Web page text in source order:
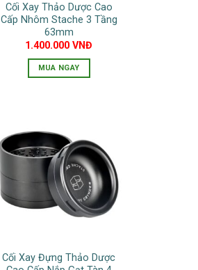
thể
được
chọn
trên
trang
Cối Xay Thảo Dược Cao
Cấp Nhôm Stache 3 Tầng
63mm
1.400.000VNĐ
MUA NGAY
có
nhiều
biến
thể.
Các
tùy
thể
Cối Xay Đựng Thảo Dược